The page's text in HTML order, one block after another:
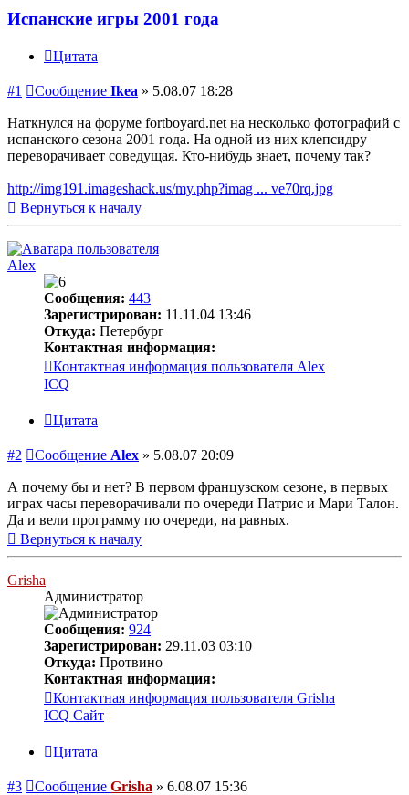
Испанские игры 2001 года
Цитата
#1 Сообщение Ikea » 5.08.07 18:28
Наткнулся на форуме fortboyard.net на несколько фотографий с
испанского сезона 2001 года. На одной из них клепсидру
переворачивает соведущая. Кто-нибудь знает, почему так?
http://img191.imageshack.us/my.php?imag ... ve70rq.jpg
Вернуться к началу
Alex
Сообщения: 443
Зарегистрирован: 11.11.04 13:46
Откуда: Петербург
Контактная информация:
Контактная информация пользователя Alex
ICQ
Цитата
#2 Сообщение Alex » 5.08.07 20:09
А почему бы и нет? В первом французском сезоне, в первых
играх часы переворачивали по очереди Патрис и Мари Талон.
Да и вели программу по очереди, на равных.
Вернуться к началу
Grisha
Администратор
Сообщения: 924
Зарегистрирован: 29.11.03 03:10
Откуда: Протвино
Контактная информация:
Контактная информация пользователя Grisha
ICQ Сайт
Цитата
#3 Сообщение Grisha » 6.08.07 15:36